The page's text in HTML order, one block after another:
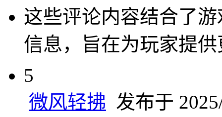
这些评论内容结合了
信息，旨在为玩家提
5
微风轻拂 发布于